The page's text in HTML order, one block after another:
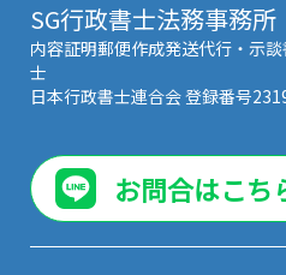
SG行政書士法務事務所
内容証明郵便作成発送代行・示
士
日本行政書士連合会 登録番号
お問合はこち